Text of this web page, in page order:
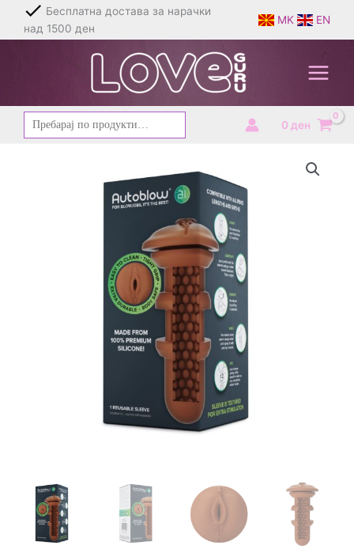
content
Бесплатна достава за нарачки
над 1500 ден
MK EN
Барај
за:
0 ден